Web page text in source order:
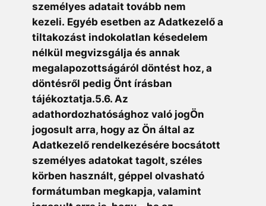
személyes adatait tovább nem
kezeli. Egyéb esetben az Adatkezelő a
tiltakozást indokolatlan késedelem
nélkül megvizsgálja és annak
megalapozottságáról döntést hoz, a
döntésről pedig Önt írásban
tájékoztatja.5.6. Az
adathordozhatósághoz való jogÖn
jogosult arra, hogy az Ön által az
Adatkezelő rendelkezésére bocsátott
személyes adatokat tagolt, széles
körben használt, géppel olvasható
formátumban megkapja, valamint